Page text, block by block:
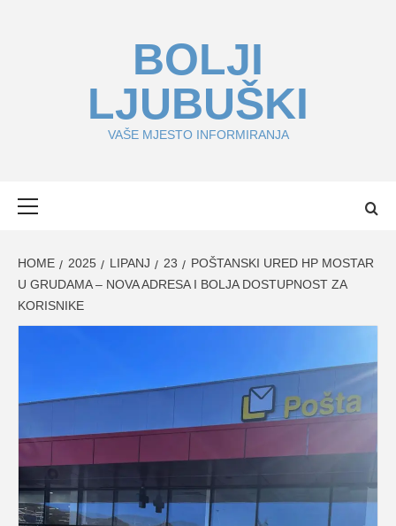
BOLJI
LJUBUŠKI
VAŠE MJESTO INFORMIRANJA
HOME 2025 LIPANJ 23
POŠTANSKI URED HP MOSTAR
U GRUDAMA – NOVA ADRESA I BOLJA DOSTUPNOST ZA
KORISNIKE